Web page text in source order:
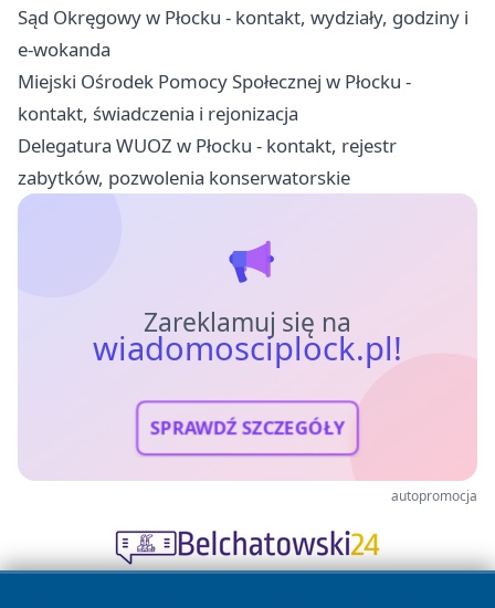
Sąd Okręgowy w Płocku - kontakt, wydziały, godziny i
e-wokanda
Miejski Ośrodek Pomocy Społecznej w Płocku -
kontakt, świadczenia i rejonizacja
Delegatura WUOZ w Płocku - kontakt, rejestr
zabytków, pozwolenia konserwatorskie
Zareklamuj się na
wiadomosciplock.pl!
SPRAWDŹ SZCZEGÓŁY
autopromocja